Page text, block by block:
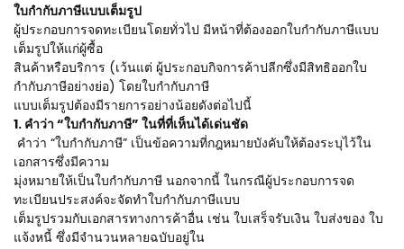
ใบกำกับภาษีแบบเต็มรูป
ผู้ประกอบการจดทะเบียนโดยทั่วไป มีหน้าที่ต้องออกใบกำกับภาษีแบบ
เต็มรูปให้แก่ผู้ซื้อ
สินค้าหรือบริการ (เว้นแต่ ผู้ประกอบกิจการค้าปลีกซึ่งมีสิทธิออกใบ
กำกับภาษีอย่างย่อ) โดยใบกำกับภาษี
แบบเต็มรูปต้องมีรายการอย่างน้อยดังต่อไปนี้
1. คำว่า “ใบกำกับภาษี” ในที่ที่เห็นได้เด่นชัด
คำว่า “ใบกำกับภาษี” เป็นข้อความที่กฎหมายบังคับให้ต้องระบุไว้ใน
เอกสารซึ่งมีความ
มุ่งหมายให้เป็นใบกำกับภาษี นอกจากนี้ ในกรณีผู้ประกอบการจด
ทะเบียนประสงค์จะจัดทำใบกำกับภาษีแบบ
เต็มรูปรวมกับเอกสารทางการค้าอื่น เช่น ใบเสร็จรับเงิน ใบส่งของ ใบ
แจ้งหนี้ ซึ่งมีจำนวนหลายฉบับอยู่ใน